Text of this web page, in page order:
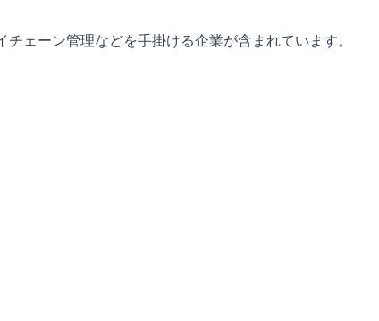
ェーン管理などを手掛ける企業が含まれています。